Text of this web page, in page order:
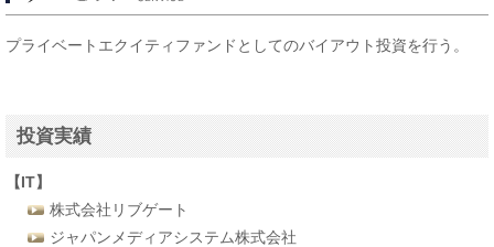
プライベートエクイティファンドとしてのバイアウト投資を行う。
投資実績
【IT】
株式会社リブゲート
ジャパンメディアシステム株式会社